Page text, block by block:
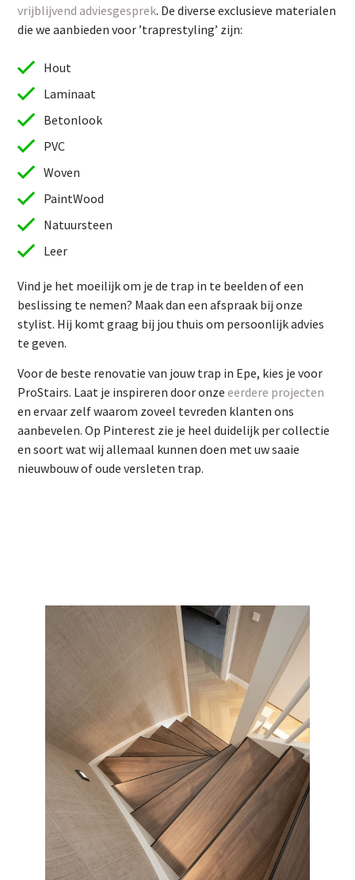
vrijblijvend adviesgesprek. De diverse exclusieve materialen
die we aanbieden voor ’traprestyling’ zijn:
Hout
Laminaat
Betonlook
PVC
Woven
PaintWood
Natuursteen
Leer
Vind je het moeilijk om je de trap in te beelden of een
beslissing te nemen? Maak dan een afspraak bij onze
stylist. Hij komt graag bij jou thuis om persoonlijk advies
te geven.
Voor de beste renovatie van jouw trap in Epe, kies je voor
ProStairs. Laat je inspireren door onzeeerdere projecten
en ervaar zelf waarom zoveel tevreden klanten ons
aanbevelen. Op Pinterest zie je heel duidelijk per collectie
en soort wat wij allemaal kunnen doen met uw saaie
nieuwbouw of oude versleten trap.
beslissing te nemen? Maak dan een afspraak bij onze
stylist. Hij komt graag bij jou thuis om persoonlijk advies
te geven.
Voor de beste renovatie van jouw trap in Epe, kies je voor
ProStairs. Laat je inspireren door onze